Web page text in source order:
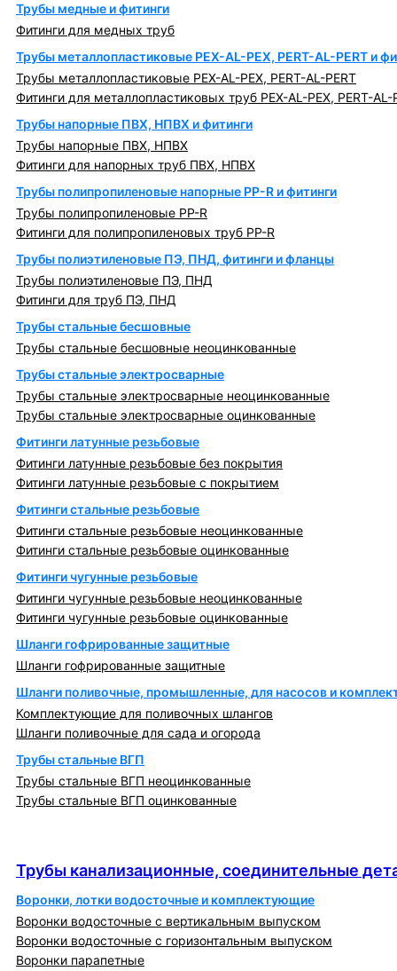
Трубы медные и фитинги
Фитинги для медных труб
Трубы металлопластиковые PEX-AL-PEX, PERT-AL-PERT и
Трубы металлопластиковые PEX-AL-PEX, PERT-AL-PERT
Фитинги для металлопластиковых труб PEX-AL-PEX, PERT-AL-
Трубы напорные ПВХ, НПВХ и фитинги
Трубы напорные ПВХ, НПВХ
Фитинги для напорных труб ПВХ, НПВХ
Трубы полипропиленовые напорные PP-R и фитинги
Трубы полипропиленовые PP-R
Фитинги для полипропиленовых труб PP-R
Трубы полиэтиленовые ПЭ, ПНД, фитинги и фланцы
Трубы полиэтиленовые ПЭ, ПНД
Фитинги для труб ПЭ, ПНД
Трубы стальные бесшовные
Трубы стальные бесшовные неоцинкованные
Трубы стальные электросварные
Трубы стальные электросварные неоцинкованные
Трубы стальные электросварные оцинкованные
Фитинги латунные резьбовые
Фитинги латунные резьбовые без покрытия
Фитинги латунные резьбовые с покрытием
Фитинги стальные резьбовые
Фитинги стальные резьбовые неоцинкованные
Фитинги стальные резьбовые оцинкованные
Фитинги чугунные резьбовые
Фитинги чугунные резьбовые неоцинкованные
Фитинги чугунные резьбовые оцинкованные
Шланги гофрированные защитные
Шланги гофрированные защитные
Шланги поливочные, промышленные, для насосов и
Комплектующие для поливочных шлангов
Шланги поливочные для сада и огорода
Трубы стальные ВГП
Трубы стальные ВГП неоцинкованные
Трубы стальные ВГП оцинкованные
Трубы канализационные, соединительные
Воронки, лотки водосточные и комплектующие
Воронки водосточные с вертикальным выпуском
Воронки водосточные с горизонтальным выпуском
Воронки парапетные